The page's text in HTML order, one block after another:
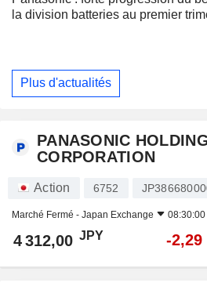
la division batteries au premier
Plus d'actualités
PANASONIC
CORPORATION
Action 6752
Marché Fermé - Japan Exchange
4 312,00 JPY -2,29